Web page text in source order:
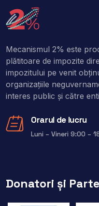
Mecanismul 2% este
plătitoare de impozite
impozitului pe venit
organizaţiile
interes public şi către
Orarul de lucru
Luni – Vineri 9:00 –
Donatori și